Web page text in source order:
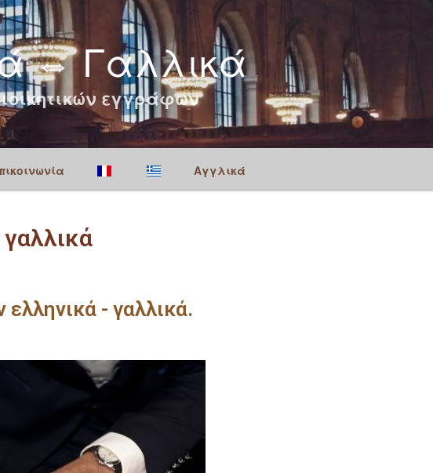
⇔ Γαλλικά
εγγράφων
Αγγλικά
- γαλλικά.